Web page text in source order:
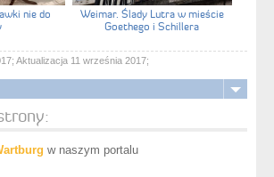
nie do
Weimar. Ślady Lutra w mieście
Goethego i Schillera
Aktualizacja 11 września 2017;
w naszym portalu